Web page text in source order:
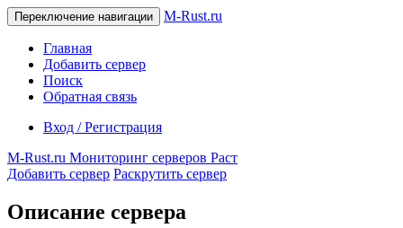
Переключение навигации M-Rust.ru
Главная
Добавить сервер
Поиск
Обратная связь
Вход / Регистрация
M-Rust.ru Мониторинг серверов Раст
Добавить сервер Раскрутить сервер
Описание сервера